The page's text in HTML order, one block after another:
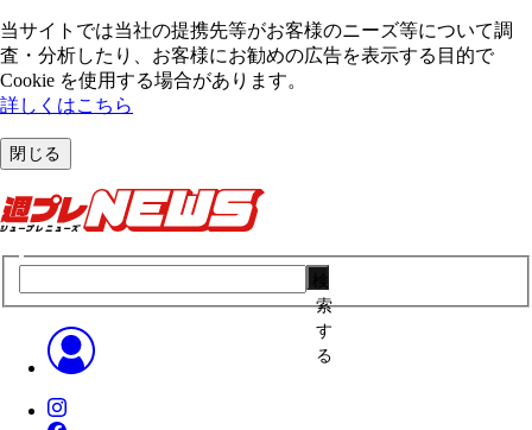
当サイトでは当社の提携先等がお客様のニーズ等について調
査・分析したり、お客様にお勧めの広告を表⽰する⽬的で
Cookie を使⽤する場合があります。
詳しくはこちら
閉じる
索
す
る